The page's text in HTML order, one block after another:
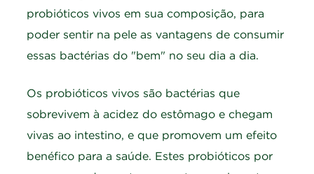
probióticos vivos em sua composição, para
poder sentir na pele as vantagens de consumir
essas bactérias do "bem" no seu dia a dia.
Os probióticos vivos são bactérias que
sobrevivem à acidez do estômago e chegam
vivas ao intestino, e que promovem um efeito
benéfico para a saúde. Estes probióticos por